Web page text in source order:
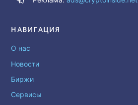
НАВИГАЦИЯ
О нас
Новости
Биржи
Сервисы